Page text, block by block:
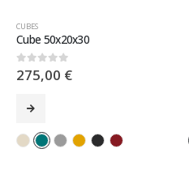
CUBES
Cube 50x20x30
0sur 5
275,00 €